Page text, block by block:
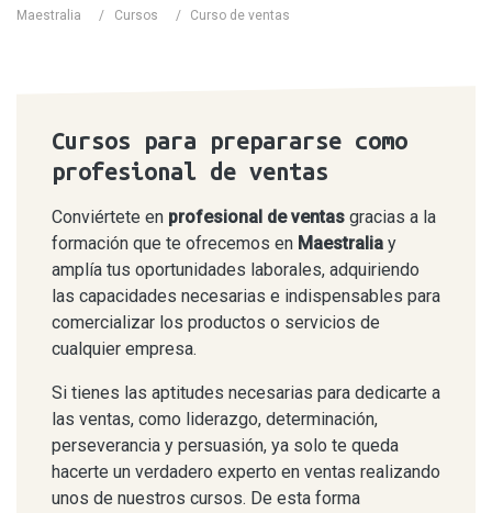
Maestralia / Cursos / Curso de ventas
Cursos para prepararse como
profesional de ventas
Conviértete en profesional de ventas gracias a la
formación que te ofrecemos en Maestralia y
amplía tus oportunidades laborales, adquiriendo
las capacidades necesarias e indispensables para
comercializar los productos o servicios de
cualquier empresa.
Si tienes las aptitudes necesarias para dedicarte a
las ventas, como liderazgo, determinación,
perseverancia y persuasión, ya solo te queda
hacerte un verdadero experto en ventas realizando
unos de nuestros cursos. De esta forma